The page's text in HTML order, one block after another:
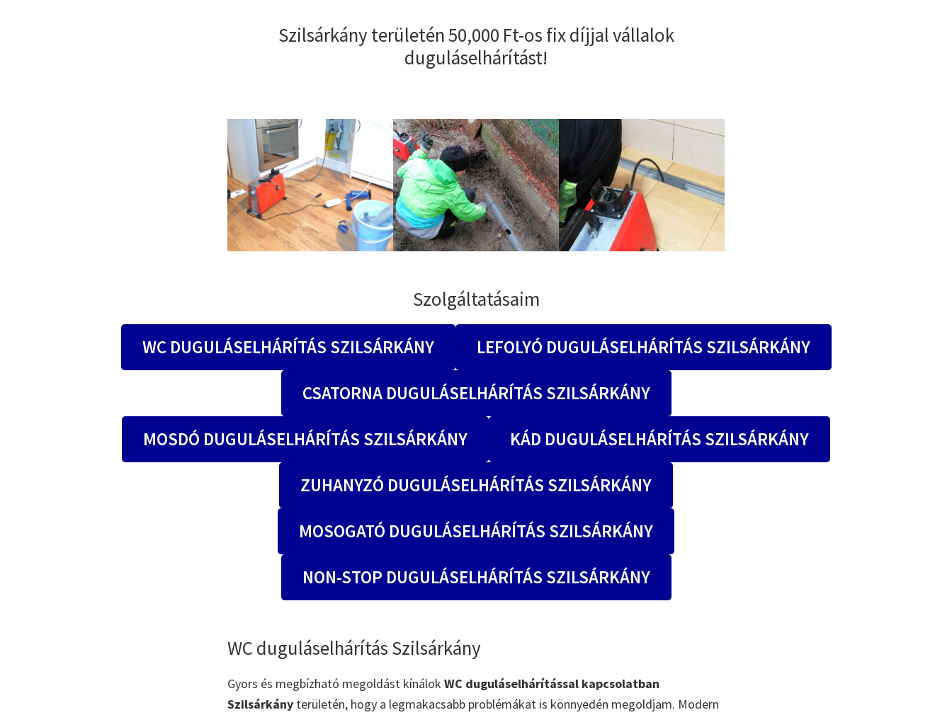
Szilsárkány területén 50,000 Ft-os fix díjjal vállalok
duguláselhárítást!
Szolgáltatásaim
WC DUGULÁSELHÁRÍTÁS SZILSÁRKÁNY LEFOLYÓ DUGULÁSELHÁRÍTÁS SZILSÁRKÁNY
CSATORNA DUGULÁSELHÁRÍTÁS SZILSÁRKÁNY
MOSDÓ DUGULÁSELHÁRÍTÁS SZILSÁRKÁNY KÁD DUGULÁSELHÁRÍTÁS SZILSÁRKÁNY
ZUHANYZÓ DUGULÁSELHÁRÍTÁS SZILSÁRKÁNY
MOSOGATÓ DUGULÁSELHÁRÍTÁS SZILSÁRKÁNY
NON-STOP DUGULÁSELHÁRÍTÁS SZILSÁRKÁNY
WC duguláselhárítás Szilsárkány
Gyors és megbízható megoldást kínálok WC duguláselhárítással kapcsolatban
Szilsárkány területén, hogy a legmakacsabb problémákat is könnyedén megoldjam. Modern